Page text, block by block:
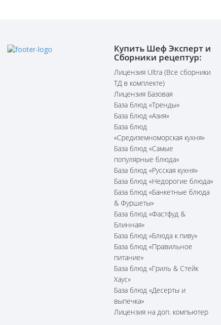
Купить Шеф Эксперт и
Сборники рецептур:
Лицензия Ultra (Все сборники
ТД в комплекте)
Лицензия Базовая
База блюд «Тренды»
База блюд «Азия»
База блюд
«Средиземноморская кухня»
База блюд «Самые
популярные блюда»
База блюд «Русская кухня»
База блюд «Недорогие блюда»
База блюд «Банкетные блюда
& Фуршеты»
База блюд «Фастфуд &
Блинная»
База блюд «Блюда к пиву»
База блюд «Правильное
питание»
База блюд «Гриль & Стейк
Хаус»
База блюд «Десерты и
выпечка»
Лицензия на доп. компьютер